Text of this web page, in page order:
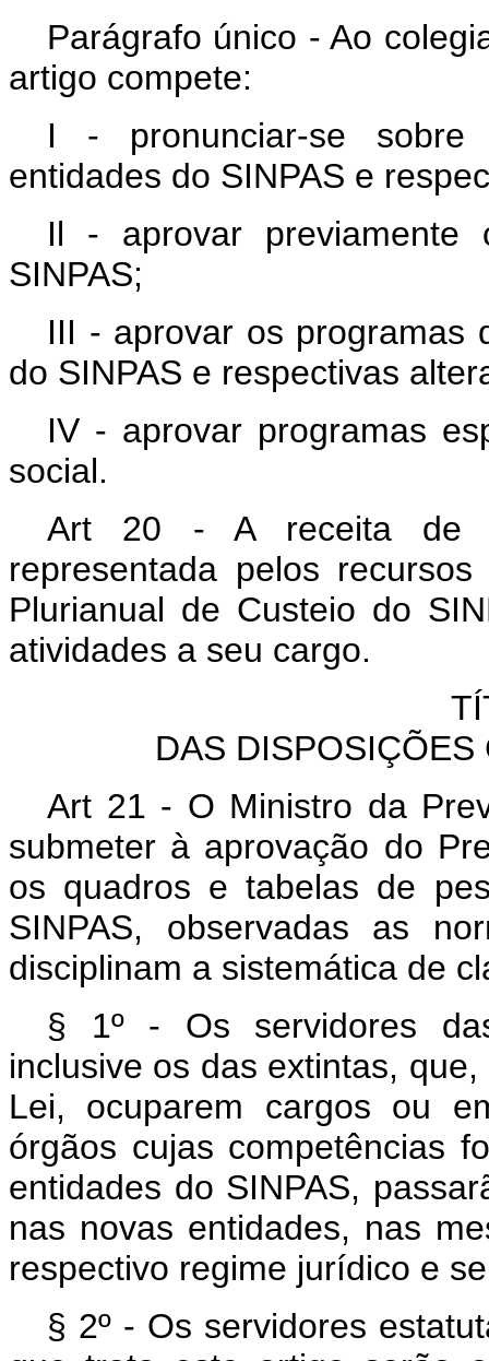
Parágrafo único - Ao
artigo compete:
I - pronunciar-se sobre
entidades do SINPAS e
Il - aprovar previamente
SINPAS;
III - aprovar os programas
do SINPAS e respectivas
IV - aprovar programas
social.
Art 20 - A receita de
representada pelos
Plurianual de Custeio do
atividades a seu cargo.
DAS
Art 21 - O Ministro da
submeter à aprovação do
os quadros e tabelas de
SINPAS, observadas as
disciplinam a sistemática de
§ 1º - Os servidores
inclusive os das extintas,
Lei, ocuparem cargos ou
órgãos cujas competências
entidades do SINPAS,
nas novas entidades, nas
respectivo regime jurídico e
§ 2º - Os servidores